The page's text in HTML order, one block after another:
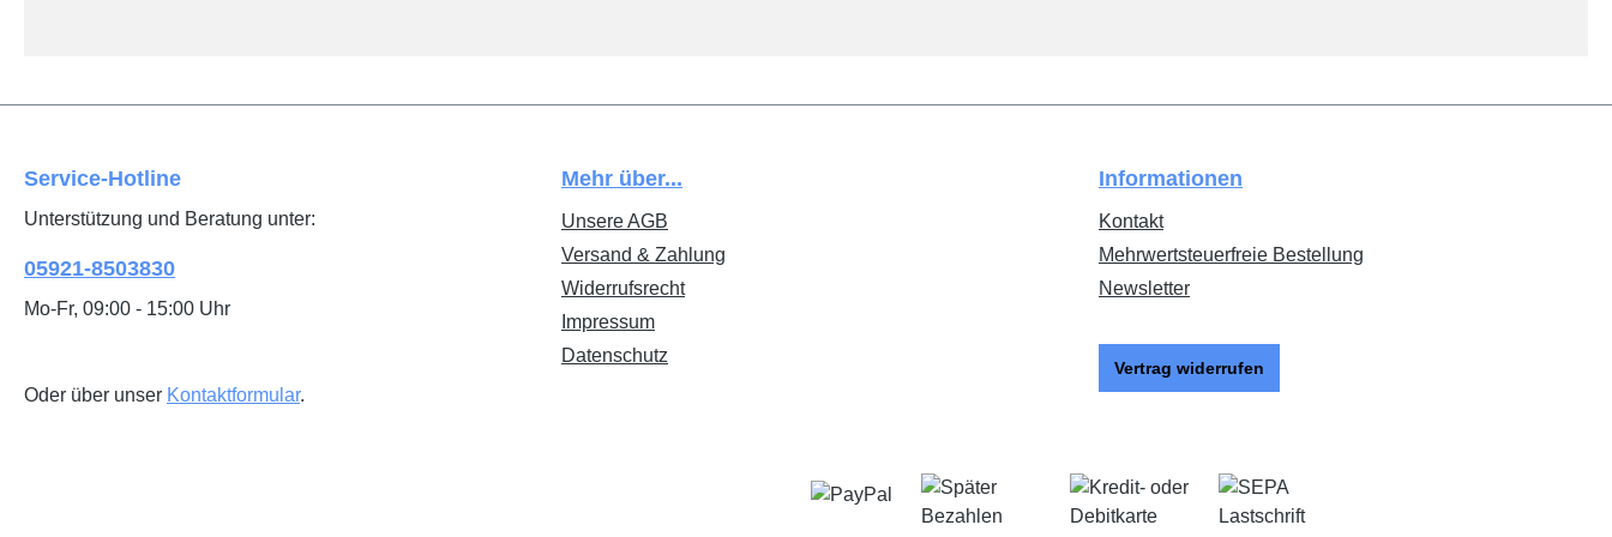
Service-Hotline
Unterstützung und Beratung unter:
05921-8503830
Mo-Fr, 09:00 - 15:00 Uhr
Oder über unser Kontaktformular.
Mehr über...
Unsere AGB
Versand & Zahlung
Widerrufsrecht
Impressum
Datenschutz
Informationen
Kontakt
Mehrwertsteuerfreie Bestellung
Newsletter
Vertrag widerrufen